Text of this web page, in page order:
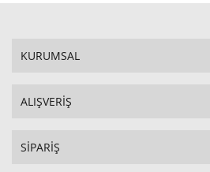
KURUMSAL
ALIŞVERİŞ
SİPARİŞ